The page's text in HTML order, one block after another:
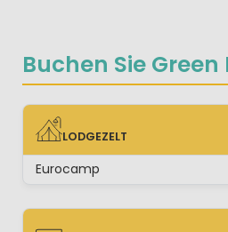
Buchen Sie Green
LODGEZELT
LODGEZELT
Eurocamp